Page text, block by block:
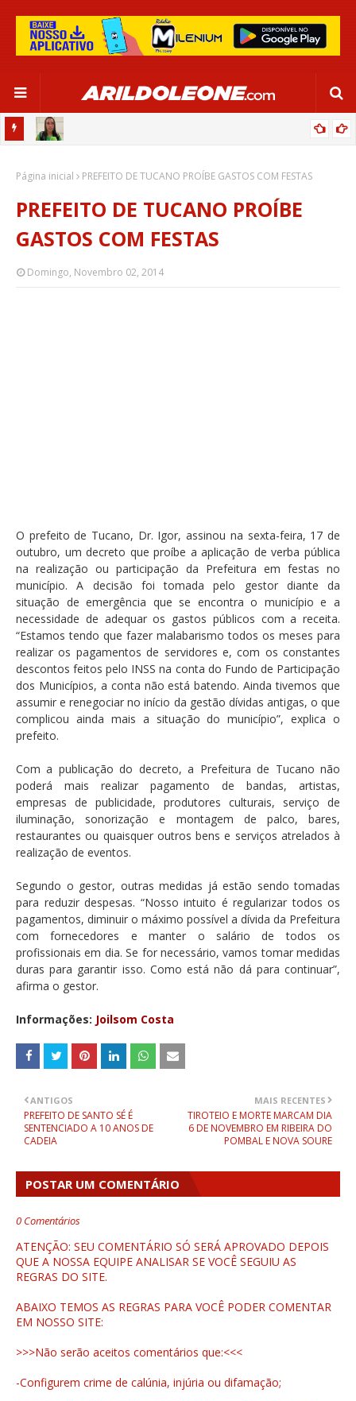
“MAIOR PRESENTE DA MINHA CARREIRA”
Página inicial PREFEITO DE TUCANO PROÍBE GASTOS COM FESTAS
PREFEITO DE TUCANO PROÍBE
GASTOS COM FESTAS
Domingo, Novembro 02, 2014
O prefeito de Tucano, Dr. Igor, assinou na sexta-feira, 17 de
outubro, um decreto que proíbe a aplicação de verba pública
na realização ou participação da Prefeitura em festas no
município. A decisão foi tomada pelo gestor diante da
situação de emergência que se encontra o município e a
necessidade de adequar os gastos públicos com a receita.
“Estamos tendo que fazer malabarismo todos os meses para
realizar os pagamentos de servidores e, com os constantes
descontos feitos pelo INSS na conta do Fundo de Participação
dos Municípios, a conta não está batendo. Ainda tivemos que
assumir e renegociar no início da gestão dívidas antigas, o que
complicou ainda mais a situação do município”, explica o
prefeito.
Com a publicação do decreto, a Prefeitura de Tucano não
poderá mais realizar pagamento de bandas, artistas,
empresas de publicidade, produtores culturais, serviço de
iluminação, sonorização e montagem de palco, bares,
restaurantes ou quaisquer outros bens e serviços atrelados à
realização de eventos.
Segundo o gestor, outras medidas já estão sendo tomadas
para reduzir despesas. “Nosso intuito é regularizar todos os
pagamentos, diminuir o máximo possível a dívida da Prefeitura
com fornecedores e manter o salário de todos os
profissionais em dia. Se for necessário, vamos tomar medidas
duras para garantir isso. Como está não dá para continuar”,
afirma o gestor.
Informações: Joilsom Costa
MAIS RECENTES
TIROTEIO E MORTE MARCAM DIA
6 DE NOVEMBRO EM RIBEIRA DO
POMBAL E NOVA SOURE
ANTIGOS
PREFEITO DE SANTO SÉ É
SENTENCIADO A 10 ANOS DE
CADEIA
POSTAR UM COMENTÁRIO
0 Comentários
ATENÇÃO: SEU COMENTÁRIO SÓ SERÁ APROVADO DEPOIS
QUE A NOSSA EQUIPE ANALISAR SE VOCÊ SEGUIU AS
REGRAS DO SITE.
ABAIXO TEMOS AS REGRAS PARA VOCÊ PODER COMENTAR
EM NOSSO SITE:
>>>Não serão aceitos comentários que:<<<
-Configurem crime de calúnia, injúria ou difamação;